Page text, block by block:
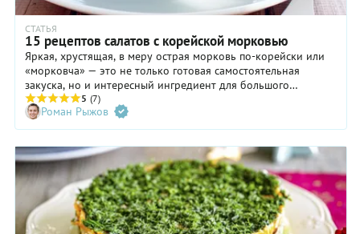
СТАТЬЯ
15 рецептов салатов с корейской морковью
Яркая, хрустящая, в меру острая морковь по-корейски или
«морковча» — это не только готовая самостоятельная
закуска, но и интересный ингредиент для большого
количества салатов. «Морковча» отлично сочетается с
морепродуктами, мясом, зеленью, грибами и большинством
овощей. Предлагаем подборку 15 удачных рецептов салатов
с корейской морковью.
5 (7)
Роман Рыжов